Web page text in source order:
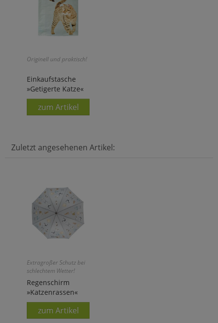
Originell und praktisch!
Einkaufstasche
»Getigerte Katze«
zum Artikel
Zuletzt angesehenen Artikel:
Extragroßer Schutz bei
schlechtem Wetter!
Regenschirm
»Katzenrassen«
zum Artikel